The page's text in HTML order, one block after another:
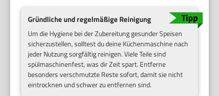
Gründliche und regelmäßige Reinigung
Um die Hygiene bei der Zubereitung gesunder Speisen
sicherzustellen, solltest du deine Küchenmaschine nach
jeder Nutzung sorgfältig reinigen. Viele Teile sind
spülmaschinenfest, was dir Zeit spart. Entferne
besonders verschmutzte Reste sofort, damit sie nicht
eintrocknen und schwer zu entfernen sind.